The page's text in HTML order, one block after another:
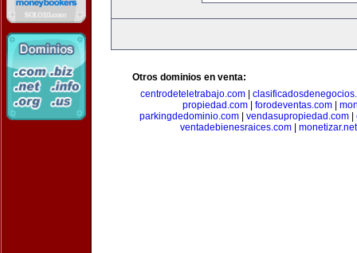
Otros dominios en venta:
centrodeteletrabajo.com
propiedad.com
forodeventas.com
parkingdedominio.com| vendasupropiedad.com|
ventadebienesraices.com
monetizar.net